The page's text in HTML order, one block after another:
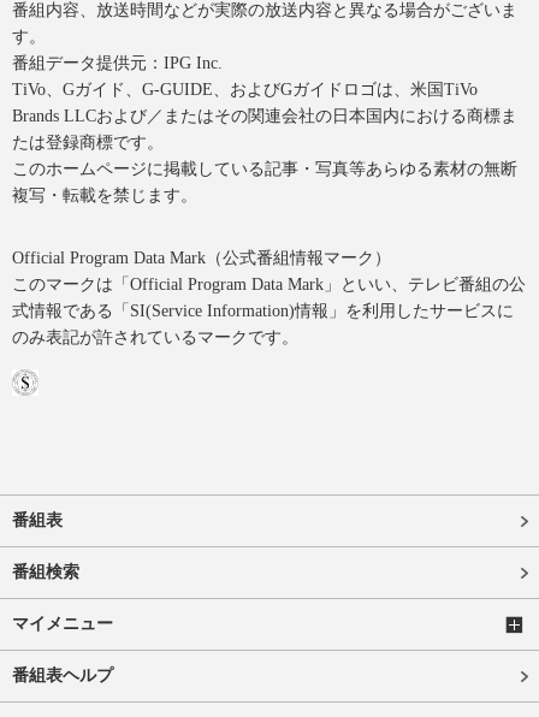
番組内容、放送時間などが実際の放送内容と異なる場合がございま
す。
番組データ提供元：IPG Inc.
TiVo、Gガイド、G-GUIDE、およびGガイドロゴは、米国TiVo
Brands LLCおよび／またはその関連会社の日本国内における商標ま
たは登録商標です。
このホームページに掲載している記事・写真等あらゆる素材の無断
複写・転載を禁じます。
Official Program Data Mark（公式番組情報マーク）
このマークは「Official Program Data Mark」といい、テレビ番組の公
式情報である「SI(Service Information)情報」を利用したサービスに
のみ表記が許されているマークです。
番組表
番組検索
マイメニュー
番組表ヘルプ